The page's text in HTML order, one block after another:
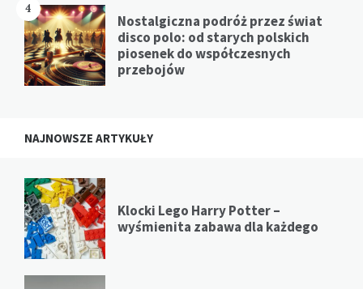
4
Nostalgiczna podróż przez świat
disco polo: od starych polskich
piosenek do współczesnych
przebojów
NAJNOWSZE ARTYKUŁY
Klocki Lego Harry Potter –
wyśmienita zabawa dla każdego